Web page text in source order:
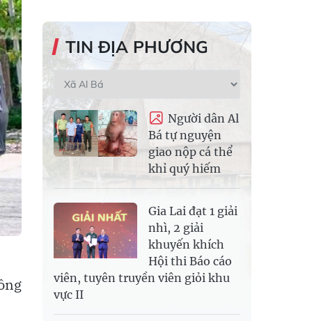
TIN ĐỊA PHƯƠNG
Người dân Al
Bá tự nguyện
giao nộp cá thể
khỉ quý hiếm
Gia Lai đạt 1 giải
nhì, 2 giải
khuyến khích
Hội thi Báo cáo
viên, tuyên truyền viên giỏi khu
vực II